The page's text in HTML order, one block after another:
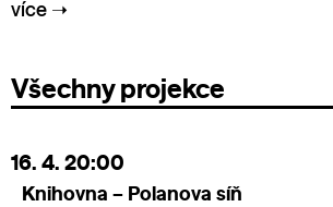
více ➝
Všechny projekce
16. 4. 20:00
Knihovna – Polanova síň